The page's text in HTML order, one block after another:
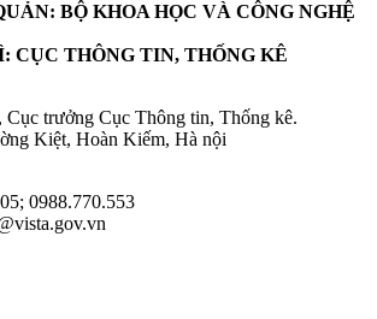
BỘ KHOA HỌC VÀ CÔNG NGHỆ
CỤC THÔNG TIN, THỐNG KÊ
trưởng Cục Thông tin, Thống kê.
Kiệt, Hoàn Kiếm, Hà nội
0988.770.553